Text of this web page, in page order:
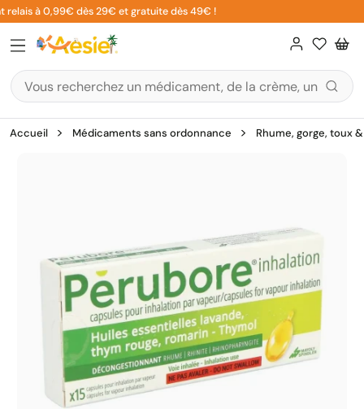
Aller
au
contenu
à 0,99€ dès 29€ et gratuite dès 49€ !
Accueil Médicaments sans ordonnance Rhume, gorge, toux